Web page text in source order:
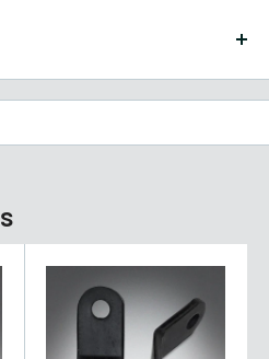
série
convient principalement pour
et les petits élagages.
idéale pour l'entretien des